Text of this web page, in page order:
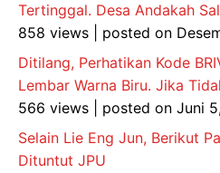
Tertinggal. Desa Andakah
858 views
posted on
Ditilang, Perhatikan Kode
Lembar Warna Biru. Jika
566 views
posted on Juni
Selain Lie Eng Jun, Berikut
Dituntut JPU